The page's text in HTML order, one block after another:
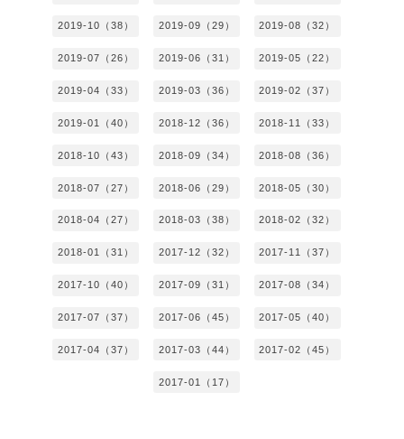
2019-10（38） 2019-09（29） 2019-08（32）
2019-07（26） 2019-06（31） 2019-05（22）
2019-04（33） 2019-03（36） 2019-02（37）
2019-01（40） 2018-12（36） 2018-11（33）
2018-10（43） 2018-09（34） 2018-08（36）
2018-07（27） 2018-06（29） 2018-05（30）
2018-04（27） 2018-03（38） 2018-02（32）
2018-01（31） 2017-12（32） 2017-11（37）
2017-10（40） 2017-09（31） 2017-08（34）
2017-07（37） 2017-06（45） 2017-05（40）
2017-04（37） 2017-03（44） 2017-02（45）
2017-01（17）